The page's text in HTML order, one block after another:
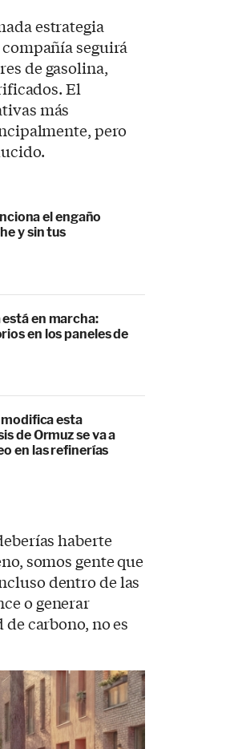
estrategia
seguirá
de gasolina,
El
más
pero
el engaño
y sin tus
en marcha:
en los paneles de
modifica esta
de Ormuz se va a
en las refinerías
haberte
somos gente que
dentro de las
o generar
carbono, no es